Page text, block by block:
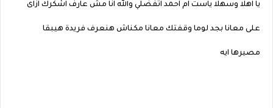
يا اهلا وسهلا ياست ام احمد اتفضلي والله انا مش عارف اشكرك ازاى
على معانا بجد لوما وقفتك معانا مكناش هنعرف فريدة هيبقا
مصيرها ايه